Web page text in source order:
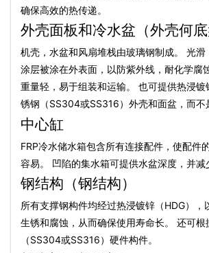
确保高效的热传递。
外壳面板和冷水盆（外壳何底
机壳，水盆和风扇堆栈由玻璃钢制成。 光
涂层被涂在外表面，以防紫外线，耐化学腐
重量轻，易于组装和运输。 也可提供热浸镀
锈钢（SS304或SS316）外壳和面盆，而不
中心缸
FRP冷水储水箱包含所有连接配件，使配件
容易。 凹陷的集水箱可提供水盆深度，并减
钢结构（钢结构）
所有支撑钢构件均经过热浸镀锌（HDG），
生锈和腐蚀，从而确保使用寿命长。 还可根
（SS304或SS316）硬件构件。